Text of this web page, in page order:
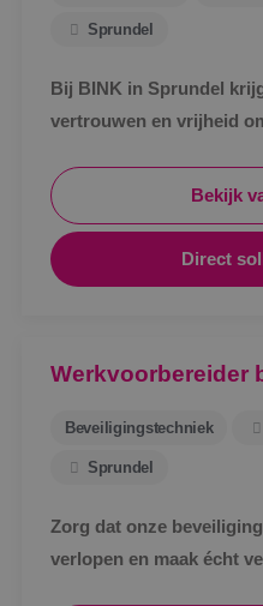
Sprundel
Bij BINK in Sprundel
vertrouwen en vrijheid
waar je aan toe bent.Bekijk
Direct
Werkvoorbereider
Beveiligingstechniek
Sprundel
Zorg dat onze
verlopen en maak écht